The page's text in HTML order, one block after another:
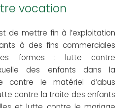
vocation
de mettre fin à l’exploitation
à des fins commerciales
formes : lutte contre
des enfants dans la
contre le matériel d’abus
contre la traite des enfants